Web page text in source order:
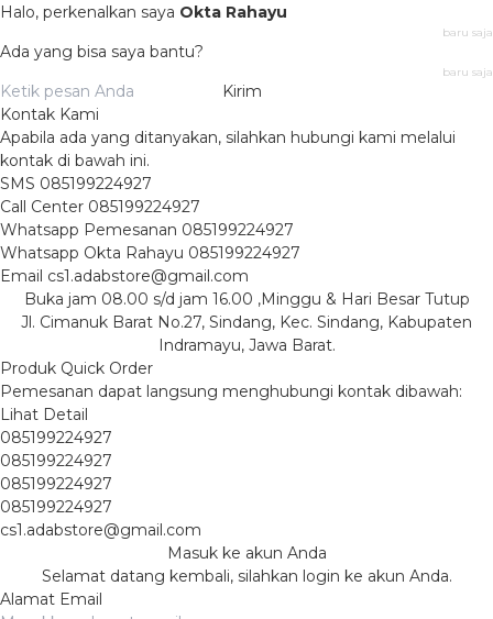
Halo, perkenalkan saya Okta Rahayu
baru saja
Ada yang bisa saya bantu?
baru saja
Kirim
Kontak Kami
Apabila ada yang ditanyakan, silahkan hubungi kami melalui
kontak di bawah ini.
SMS 085199224927
Call Center 085199224927
Whatsapp Pemesanan 085199224927
Whatsapp Okta Rahayu 085199224927
Email cs1.adabstore@gmail.com
Buka jam 08.00 s/d jam 16.00 ,Minggu & Hari Besar Tutup
Jl. Cimanuk Barat No.27, Sindang, Kec. Sindang, Kabupaten
Indramayu, Jawa Barat.
Produk Quick Order
Pemesanan dapat langsung menghubungi kontak dibawah:
Lihat Detail
085199224927
085199224927
085199224927
085199224927
cs1.adabstore@gmail.com
Masuk ke akun Anda
Selamat datang kembali, silahkan login ke akun Anda.
Alamat Email